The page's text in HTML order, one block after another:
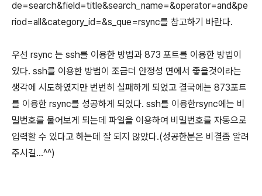
de=search&field=title&search_name=&operator=and&pe
riod=all&category_id=&s_que=rsync를 참고하기 바란다.
우선 rsync 는 ssh를 이용한 방법과 873 포트를 이용한 방법이
있다. ssh를 이용한 방법이 조금더 안정성 면에서 좋을것이라는
생각에 시도하였지만 번번히 실패하게 되었고 결국에는 873포트
를 이용한 rsync를 성공하게 되었다. ssh를 이용한rsync에는 비
밀번호를 물어보게 되는데 파일을 이용하여 비밀번호를 자동으로
입력할 수 있다고 하는데 잘 되지 않았다.(성공한분은 비결좀 알려
주시길...^^)